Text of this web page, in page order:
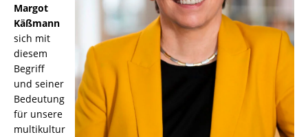
Margot
Käßmann
sich mit
diesem
Begriff
und seiner
Bedeutung
für unsere
multikultur